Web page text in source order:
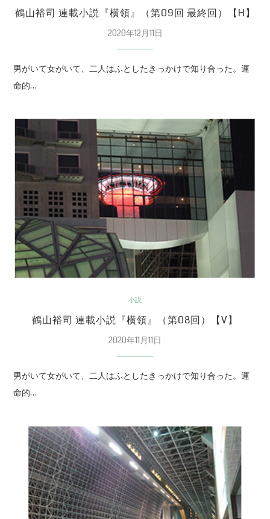
鶴山裕司 連載小説『横領』（第09回 最終回）【H】
2020年12月11日
男がいて女がいて、二人はふとしたきっかけで知り合った。運
命的…
小説
鶴山裕司 連載小説『横領』（第08回）【V】
2020年11月11日
男がいて女がいて、二人はふとしたきっかけで知り合った。運
命的…